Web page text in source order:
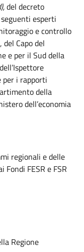
del decreto
esperti
e controllo
Capo del
e per il Sud della
per i rapporti
della
dell’economia
regionali e delle
FESR e FSR
Regione